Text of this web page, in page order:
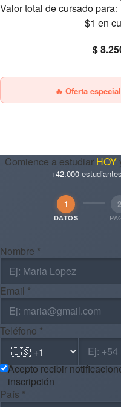
Valor total de cursado para:
$1 en
$
🔥 Oferta
Comience a estudiar HOY
+42.000estudiantes
1
DATOS
2
Nombre *
Email *
Teléfono *
Acepto recibir
inscripción
País *